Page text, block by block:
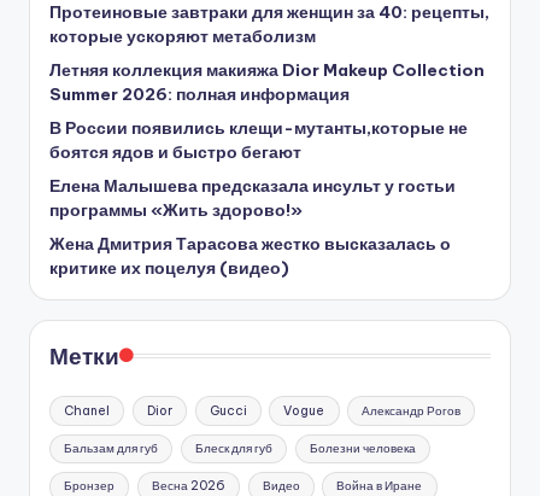
Протеиновые завтраки для женщин за 40: рецепты,
которые ускоряют метаболизм
Летняя коллекция макияжа Dior Makeup Collection
Summer 2026: полная информация
В России появились клещи-мутанты,которые не
боятся ядов и быстро бегают
Елена Малышева предсказала инсульт у гостьи
программы «Жить здорово!»
Жена Дмитрия Тарасова жестко высказалась о
критике их поцелуя (видео)
Метки
Chanel Dior Gucci Vogue Александр Рогов
Бальзам для губ Блеск для губ Болезни человека
Бронзер Весна 2026 Видео Война в Иране